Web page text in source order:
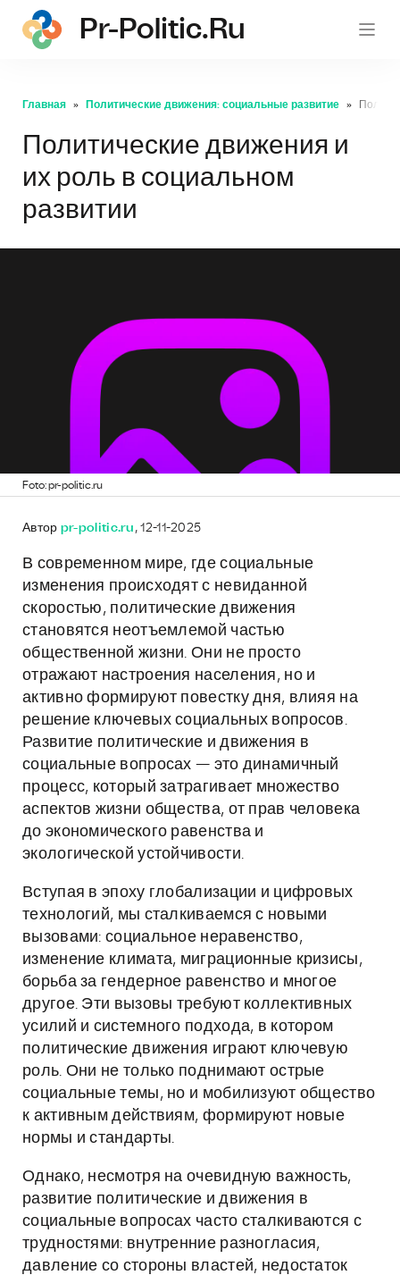
pr-
Pr-Politic.ru
Главная Политические движения: социальные развитие
Политические движения и
их роль в социальном
развитии
Foto: pr-politic.ru
Автор pr-politic.ru , 12-11-2025
В современном мире, где социальные
изменения происходят с невиданной
скоростью, политические движения
становятся неотъемлемой частью
общественной жизни. Они не просто
отражают настроения населения, но и
активно формируют повестку дня, влияя на
решение ключевых социальных вопросов.
Развитие политические и движения в
социальные вопросах — это динамичный
процесс, который затрагивает множество
аспектов жизни общества, от прав человека
до экономического равенства и
экологической устойчивости.
Вступая в эпоху глобализации и цифровых
технологий, мы сталкиваемся с новыми
вызовами: социальное неравенство,
изменение климата, миграционные кризисы,
борьба за гендерное равенство и многое
другое. Эти вызовы требуют коллективных
усилий и системного подхода, в котором
политические движения играют ключевую
роль. Они не только поднимают острые
социальные темы, но и мобилизуют общество
к активным действиям, формируют новые
нормы и стандарты.
Однако, несмотря на очевидную важность,
развитие политические и движения в
социальные вопросах часто сталкиваются с
трудностями: внутренние разногласия,
давление со стороны властей, недостаток